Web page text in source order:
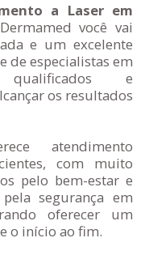
a Laser em
você vai
e um excelente
de especialistas em
qualificados e
os resultados
atendimento
com muito
pelo bem-estar e
segurança em
oferecer um
o início ao fim.